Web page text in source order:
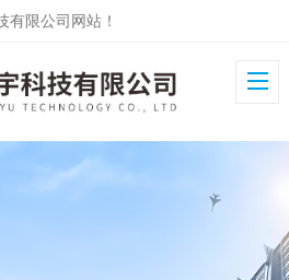
有限公司网站！